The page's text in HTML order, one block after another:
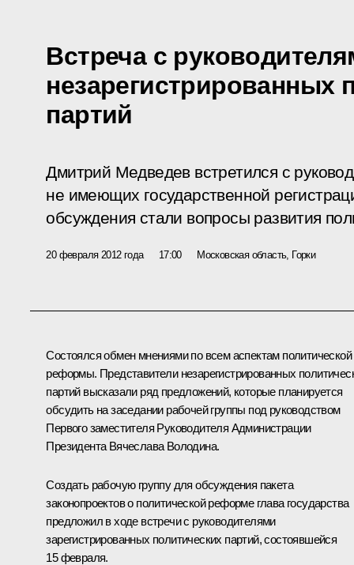
Встреча с
незарегистрированных
партий
Дмитрий Медведев встретился с
не имеющих государственной
обсуждения стали вопросы развития
20 февраля 2012 года 17:00 Московская область, Горки
Состоялся обмен мнениями по всем аспектам политической
реформы. Представители незарегистрированных
партий высказали ряд предложений, которые планируется
обсудить на заседании рабочей группы под руководством
Первого заместителя Руководителя Администрации
Президента Вячеслава Володина.
Создать рабочую группу для обсуждения пакета
законопроектов о политической реформе глава государства
предложил в ходе встречис руководителями
зарегистрированных политических партий, состоявшейся
15 февраля.